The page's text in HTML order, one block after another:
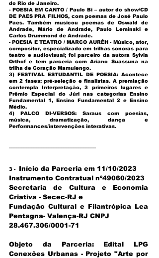
do Rio de Janeiro.
- POESIA EM CANTO / Paulo Bi – autor do show/CD
DE PAES PRA FILHOS, com poemas de José Paulo
Paes. Também musicou poemas de Oswald de
Andrade, Mário de Andrade, Paulo Leminski e
Carlos Drummond de Andrade.
- POESIA E TEATRO / MARCO AURÊH - Músico, ator,
compositor, especializado em trilhas sonoras para
teatro e audiovisual; foi parceiro da autora Sylvia
Orthof e tem parceria com Ariano Suassuna na
trilha de Coração Mamulengo.
3) FESTIVAL ESTUDANTIL DE POESIA: Acontece
em 2 fases: pré-seleção e finalistas. A premiação
contempla Interpretação, 3 primeiros lugares e
Prêmio Especial do Júri nas categorias Ensino
Fundamental 1, Ensino Fundamental 2 e Ensino
Médio.
4) PALCO DI-VERSOS: Saraus com poesias,
música, dramatização, dança e
Performances/intervenções interativas.
3 -
Início da Parceria em 11/10/2023
Instrumento Contratual nº49060/2023
Secretaria de Cultura e Economia
Criativa - Secec-RJ e
Fundação Cultural e Filantrópica Lea
Pentagna- Valença-RJ CNPJ
28.467.306/0001-71
Objeto da Parceria: Edital LPG
Conexões Urbanas - Projeto "Arte por